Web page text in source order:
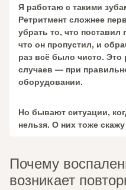
Я работаю с такими
Ретритмент сложнее
убрать то, что
что он пропустил, и
раз всё было чисто.
случаев — при
оборудовании.
Но бывают ситуации,
нельзя. О них тоже скажу
Почему
возникает